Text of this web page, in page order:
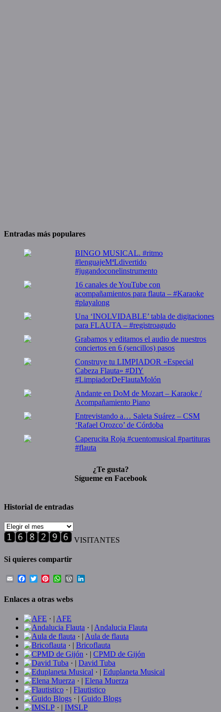
Entradas más populares
BINGO MUSICAL. #ritmo
#lenguajeMªLdivertido
#jugandoconelinstrumento
16 canales de YouTube con
acompañamientos para flauta – #Karaoke
#playalong
Una ‘INOLVIDABLE’ tabla de digitaciones
para FLAUTA – #registroagudo
Grabamos y editamos el audio de nuestros
conciertos en 6 (sencillos) pasos
Construye tu LIMPIADOR «Especial
Cabeza Flauta» #DIY
#LimpiadorDeFlautaMolón
Andante en DoM de Mozart – Karaoke /
Acompañamiento Piano
Entrevistando a… Saleta Suárez – CSM
‘Rafael Orozco’ de Córdoba
Caperucita Roja #cuentomusical #partituras
#flauta
¿Te gusta?
Sígueme en Facebook
Historial de entradas
Historial
de
entradas
VISITANTES
Si quieres compartir
EmailFacebook
TwitterPinterestWhatsAppWordPress
Enlaces a otras webs
· | AFE
· | Andalucia Flauta
· | Aula de flauta
· | Bricoflauta
· | CPMD de Gijón
· | David Tuba
· | Eduplaneta Musical
· | Elena Muerza
· | Flautistico
· | Guido Blogs
· | IMSLP